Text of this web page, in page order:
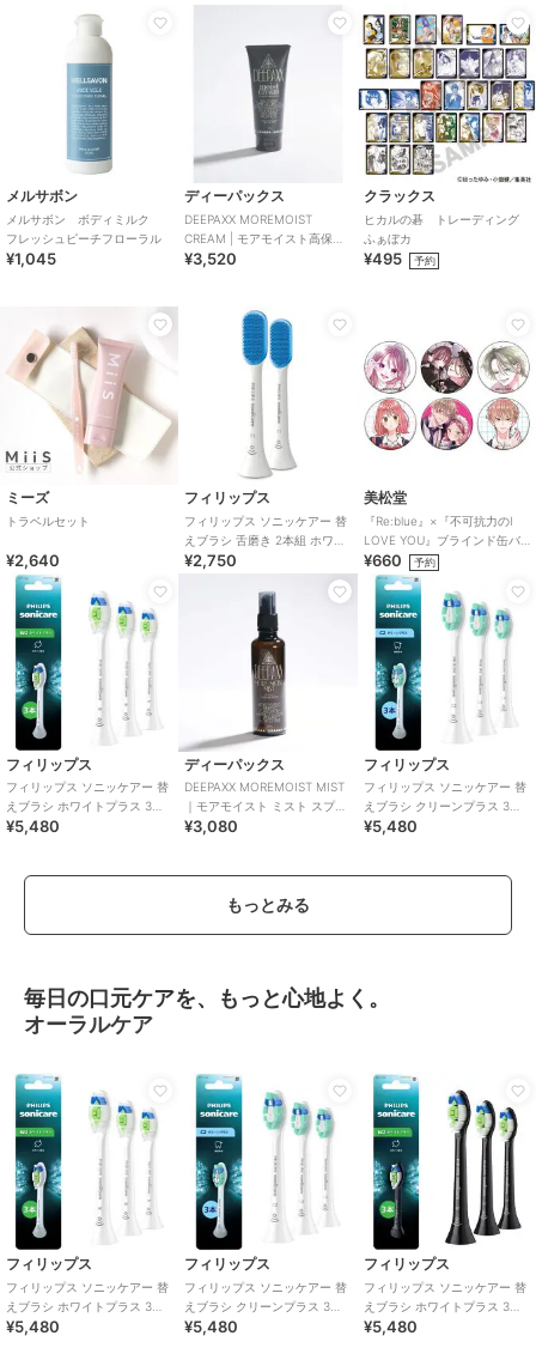
メルサボン
メルサボン ボディミルク
フレッシュピーチフローラル
¥1,045
ディーパックス
DEEPAXX MOREMOIST
CREAM | モアモイスト高保湿
クリーム
¥3,520
クラックス
ヒカルの碁 トレーディング
ふぁぼカ
¥495 予約
ミーズ
トラベルセット
¥2,640
フィリップス
フィリップス ソニッケアー 替
えブラシ 舌磨き 2本組 ホワイ
ト
¥2,750
美松堂
『Re:blue』×『不可抗力のI
LOVE YOU』ブラインド缶バ
ッジ（全6種）
¥660 予約
フィリップス
フィリップス ソニッケアー 替
えブラシ ホワイトプラス 3本
組 ホワイト
¥5,480
ディーパックス
DEEPAXX MOREMOIST MIST
｜モアモイスト ミスト スプレ
ー
¥3,080
フィリップス
フィリップス ソニッケアー 替
えブラシ クリーンプラス 3本
組 ホワイト
¥5,480
もっとみる
毎日の口元ケアを、もっと心地よく。
オーラルケア
フィリップス
フィリップス ソニッケアー 替
えブラシ ホワイトプラス 3本
組 ホワイト
¥5,480
フィリップス
フィリップス ソニッケアー 替
えブラシ クリーンプラス 3本
組 ホワイト
¥5,480
フィリップス
フィリップス ソニッケアー 替
えブラシ ホワイトプラス 3本
組 ブラック
¥5,480